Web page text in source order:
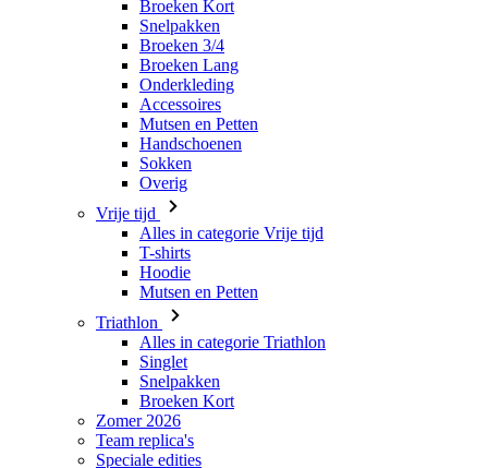
Accessoires
Mutsen en Petten
Handschoenen
Sokken
Overig
Vrije tijd
Alles in categorie Vrije tijd
T-shirts
Hoodie
Mutsen en Petten
Triathlon
Alles in categorie Triathlon
Singlet
Snelpakken
Broeken Kort
Zomer 2026
Team replica's
Speciale edities
Opruiming
Waardebonnen
Dames
Alles in categorie Dames